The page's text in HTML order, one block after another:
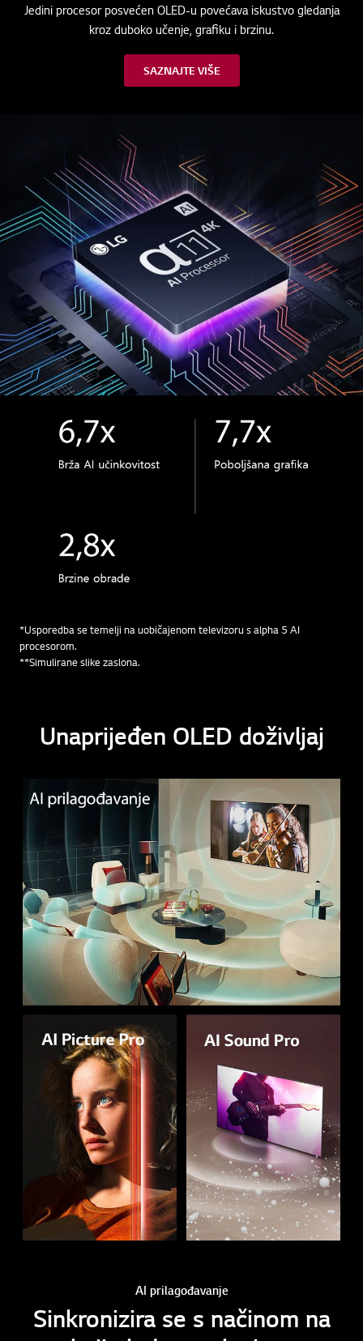
Jedini procesor posvećen OLED-u povećava iskustvo gledanja
kroz duboko učenje, grafiku i brzinu.
SAZNAJTE VIŠE
*Usporedba se temelji na uobičajenom televizoru s alpha 5 AI
procesorom.
**Simulirane slike zaslona.
Unaprijeđen OLED doživljaj
AI prilagođavanje
Sinkronizira se s načinom na